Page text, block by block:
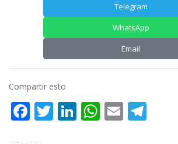
Telegram
WhatsApp
Email
Compartir esto
Facebook
Twitter
LinkedIn
WhatsApp
Email